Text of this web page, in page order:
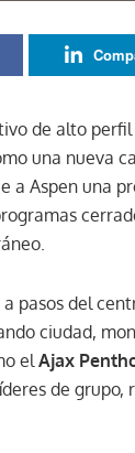
de alto
una nueva
a Aspen una
pasos del
ciudad,
elAjax
de